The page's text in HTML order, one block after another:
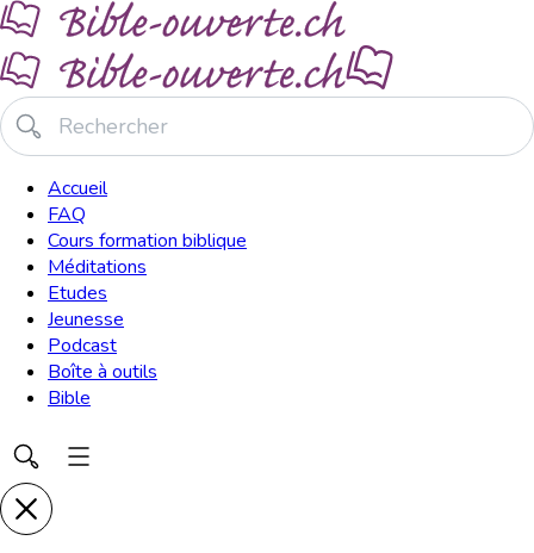
Accueil
FAQ
Cours formation biblique
Méditations
Etudes
Jeunesse
Podcast
Boîte à outils
Bible